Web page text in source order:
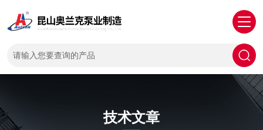
技术文章